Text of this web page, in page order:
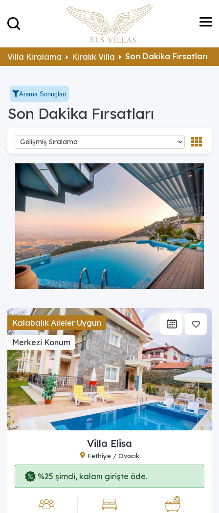
Villa Kiralama Kiralık Villa Son Dakika Fırsatları
Arama Sonuçları
Son Dakika Fırsatları
Kalabalık Aileler Uygun
Merkezi Konum
Villa Elisa
Fethiye / Ovacık
%25 şimdi, kalanı girişte öde.